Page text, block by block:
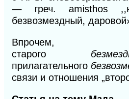
— греч. amisthos
безвозмездный,
Впрочем,
старого
прилагательного
связи и отношения